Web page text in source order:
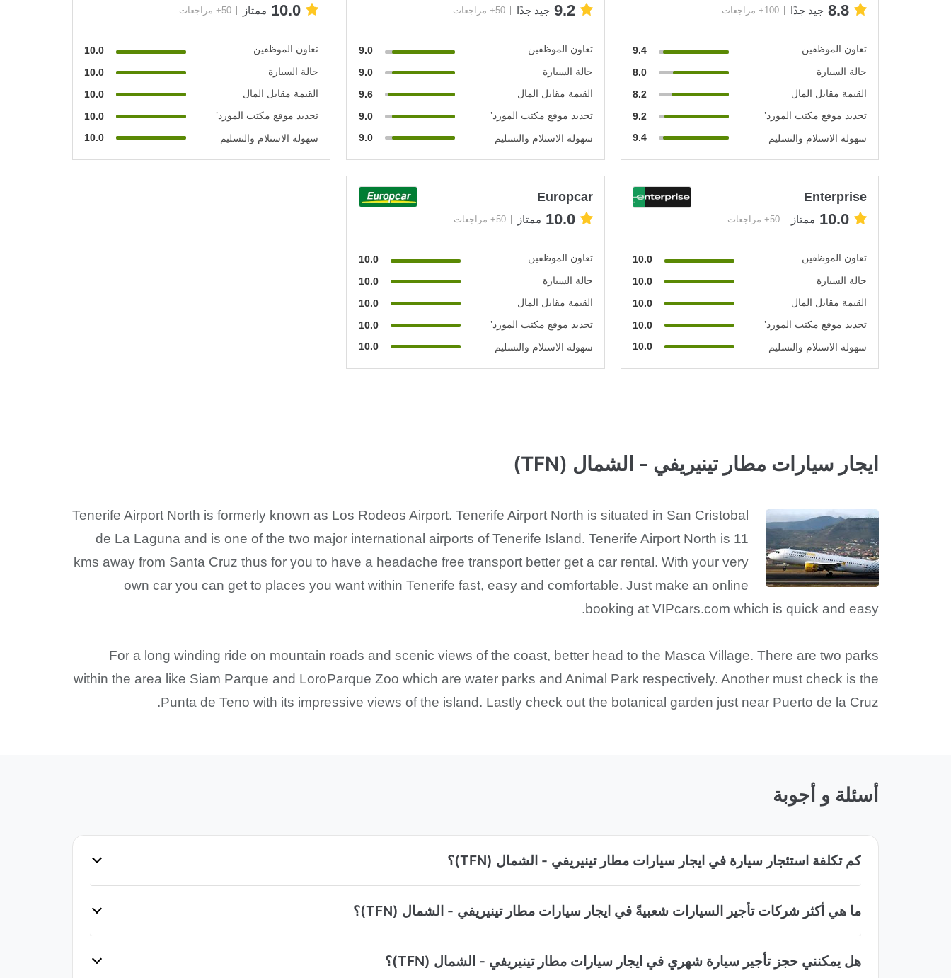
8.8 جيد جدًا 100+ مراجعات
تعاون الموظفين
9.4
حالة السيارة
8.0
القيمة مقابل المال
8.2
تحديد موقع مكتب المورد’
9.2
سهولة الاستلام والتسليم
9.4
9.2 جيد جدًا 50+ مراجعات
تعاون الموظفين
9.0
حالة السيارة
9.0
القيمة مقابل المال
9.6
تحديد موقع مكتب المورد’
9.0
سهولة الاستلام والتسليم
9.0
10.0 ممتاز 50+ مراجعات
تعاون الموظفين
10.0
حالة السيارة
10.0
القيمة مقابل المال
10.0
تحديد موقع مكتب المورد’
10.0
سهولة الاستلام والتسليم
10.0
Enterprise
10.0 ممتاز 50+ مراجعات
تعاون الموظفين
10.0
حالة السيارة
10.0
القيمة مقابل المال
10.0
تحديد موقع مكتب المورد’
10.0
سهولة الاستلام والتسليم
10.0
Europcar
10.0 ممتاز 50+ مراجعات
تعاون الموظفين
10.0
حالة السيارة
10.0
القيمة مقابل المال
10.0
تحديد موقع مكتب المورد’
10.0
سهولة الاستلام والتسليم
10.0
ايجار سيارات مطار تينيريفي - الشمال (TFN)
Tenerife Airport North is formerly known as Los Rodeos Airport. Tenerife Airport North is situated in San Cristobal
de La Laguna and is one of the two major international airports of Tenerife Island. Tenerife Airport North is 11
kms away from Santa Cruz thus for you to have a headache free transport better get a car rental. With your very
own car you can get to places you want within Tenerife fast, easy and comfortable. Just make an online
booking at VIPcars.com which is quick and easy.
For a long winding ride on mountain roads and scenic views of the coast, better head to the Masca Village. There are two parks
within the area like Siam Parque and LoroParque Zoo which are water parks and Animal Park respectively. Another must check is the
Punta de Teno with its impressive views of the island. Lastly check out the botanical garden just near Puerto de la Cruz.
أسئلة و أجوبة
كم تكلفة استئجار سيارة في ايجار سيارات مطار تينيريفي - الشمال (TFN)؟
ما هي أكثر شركات تأجير السيارات شعبيةً في ايجار سيارات مطار تينيريفي - الشمال (TFN)؟
هل يمكنني حجز تأجير سيارة شهري في ايجار سيارات مطار تينيريفي - الشمال (TFN)؟